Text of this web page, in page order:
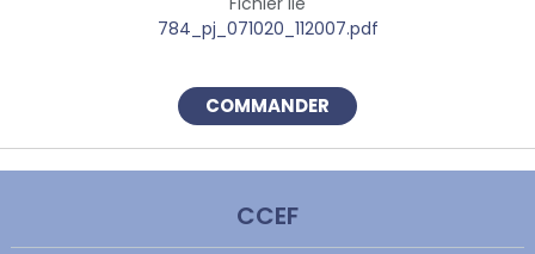
784_pj_071020_112007.pdf
COMMANDER
CCEF